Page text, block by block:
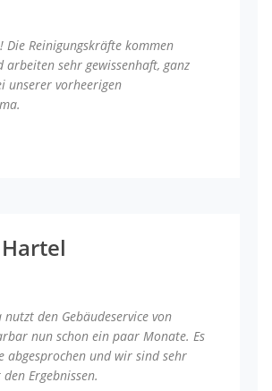
Die Reinigungskräfte kommen
arbeiten sehr gewissenhaft, ganz
unserer vorheerigen
nutzt den Gebäudeservice von
nun schon ein paar Monate. Es
abgesprochen und wir sind sehr
Ergebnissen.